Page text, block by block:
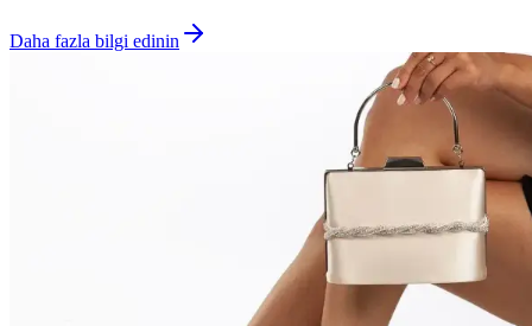
Daha fazla bilgi edinin